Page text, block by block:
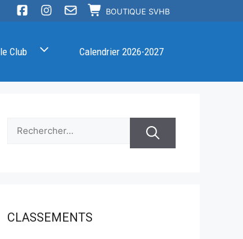
BOUTIQUE SVHB
le Club Calendrier 2026-2027
CLASSEMENTS